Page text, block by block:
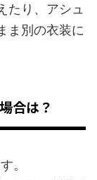
たり、アシュ
ま別の衣装に
合は？
。